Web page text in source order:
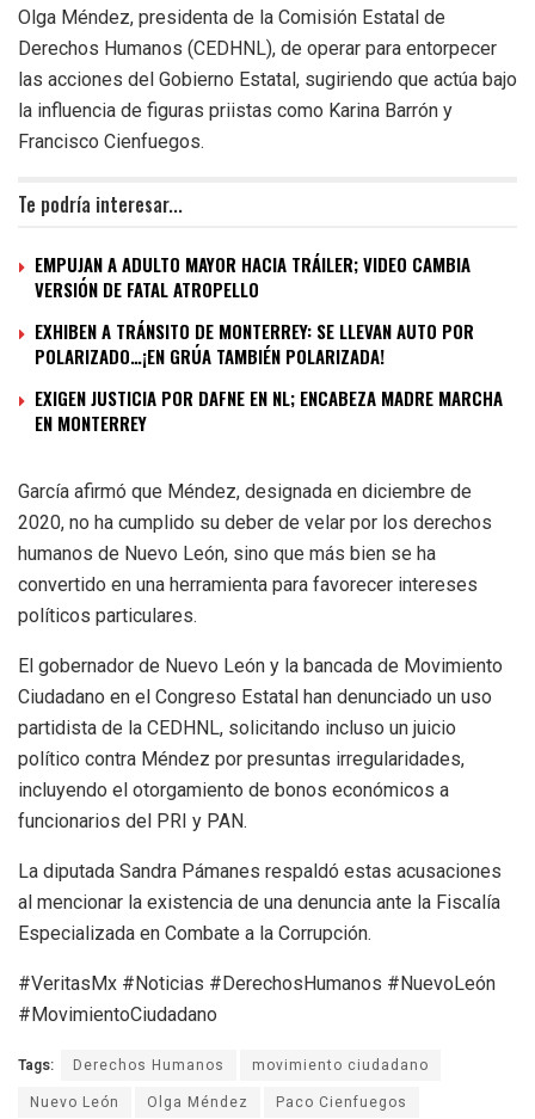
Olga Méndez, presidenta de la Comisión Estatal de
Derechos Humanos (CEDHNL), de operar para entorpecer
las acciones del Gobierno Estatal, sugiriendo que actúa bajo
la influencia de figuras priistas como Karina Barrón y
Francisco Cienfuegos.
Te podría interesar...
EMPUJAN A ADULTO MAYOR HACIA TRÁILER; VIDEO CAMBIA
VERSIÓN DE FATAL ATROPELLO
EXHIBEN A TRÁNSITO DE MONTERREY: SE LLEVAN AUTO POR
POLARIZADO…¡EN GRÚA TAMBIÉN POLARIZADA!
EXIGEN JUSTICIA POR DAFNE EN NL; ENCABEZA MADRE MARCHA
EN MONTERREY
García afirmó que Méndez, designada en diciembre de
2020, no ha cumplido su deber de velar por los derechos
humanos de Nuevo León, sino que más bien se ha
convertido en una herramienta para favorecer intereses
políticos particulares.
El gobernador de Nuevo León y la bancada de Movimiento
Ciudadano en el Congreso Estatal han denunciado un uso
partidista de la CEDHNL, solicitando incluso un juicio
político contra Méndez por presuntas irregularidades,
incluyendo el otorgamiento de bonos económicos a
funcionarios del PRI y PAN.
La diputada Sandra Pámanes respaldó estas acusaciones
al mencionar la existencia de una denuncia ante la Fiscalía
Especializada en Combate a la Corrupción.
#VeritasMx #Noticias #DerechosHumanos #NuevoLeón
#MovimientoCiudadano
Tags: Derechos Humanos
movimiento ciudadano
Nuevo León
Olga Méndez
Paco Cienfuegos